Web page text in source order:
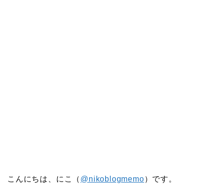
こんにちは、にこ（ @nikoblogmemo）です。